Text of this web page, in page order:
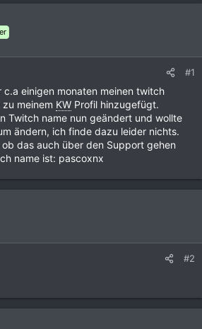
#1
einigen monaten meinen twitch
meinem KW Profil hinzugefügt.
Twitch name nun geändert und wollte
ändern, ich finde dazu leider nichts.
das auch über den Support gehen
name ist: pascoxnx
#2